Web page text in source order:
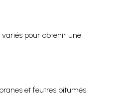
variés pour obtenir une
et feutres bitumés